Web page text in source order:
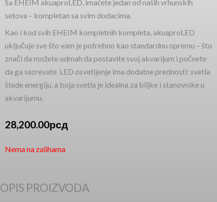
Sa EHEIM akuaproLED, imaćete jedan od naših vrhunskih
setova – kompletan sa svim dodacima.
Kao i kod svih EHEIM kompletnih kompleta, akuaproLED
uključuje sve što vam je potrebno kao standardnu opremu – što
znači da možete odmah da postavite svoj akvarijum i počnete
da ga sazrevate. LED osvetljenje ima dodatne prednosti: svetla
štede energiju, a boja svetla je idealna za biljke i stanovnike u
akvarijumu.
28,200.00рсд
Nema na zalihama
OPIS PROIZVODA